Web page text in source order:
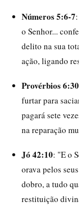
Números 5:6-7
o Senhor...
delito na sua
ação, ligando
Provérbios
furtar para
pagará sete
na reparação
Jó 42:10: "E o
orava pelos
dobro, a tudo
restituição